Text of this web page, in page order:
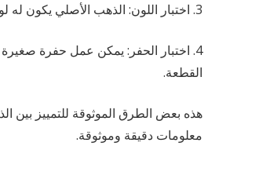
3. اختبار اللون: الذهب الأصلي يكون له لونه الذهبي الطبيعي ولا يتغير بسهولة، في حين أن التقليد قد يكون له لون أكثر سطوعا أو تغيرا.
4. اختبار الحفر: يمكن عمل حفرة
القطعة.
هذه بعض الطرق الموثوقة للتمييز بين
معلومات دقيقة وموثوقة.